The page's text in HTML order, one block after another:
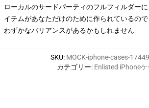
ローカルのサードパーティのフルフィルダー
イテムがあなただけのために作られているの
わずかなバリアンスがあるかもしれません
SKU: MOCK-iphone-cases-
カテゴリー: Enlisted iPhoneケ